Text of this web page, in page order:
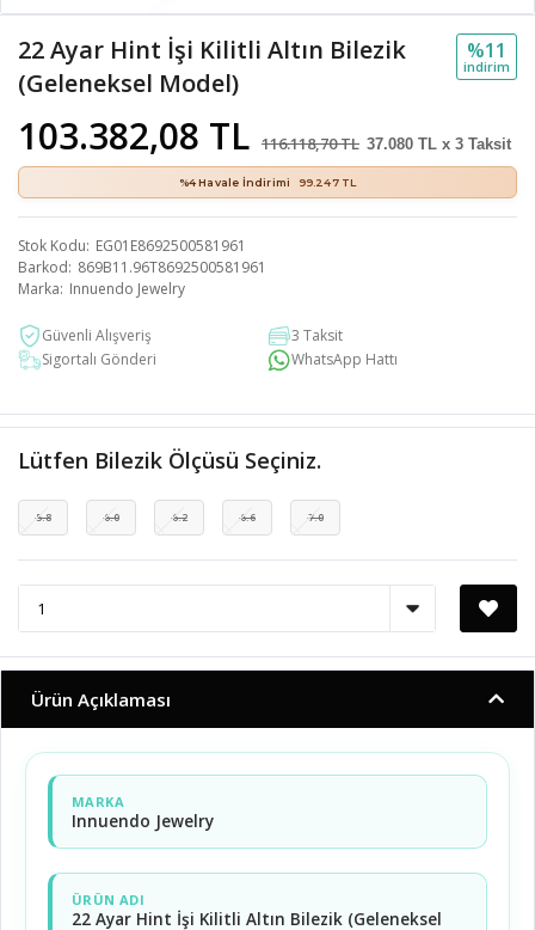
22 Ayar Hint İşi Kilitli Altın Bilezik
(Geleneksel Model)
103.382,08 TL 116.118,70 TL
%11
i̇ndi̇ri̇m
37.080 TL x 3 Taksit
%4 Havale İndirimi 99.247 TL
Stok Kodu EG01E8692500581961
Barkod 869B11.96T8692500581961
Marka Innuendo Jewelry
Güvenli Alışveriş
3 Taksit
Sigortalı Gönderi
WhatsApp Hattı
Lütfen Bilezik Ölçüsü Seçiniz.
5.8 6.0 6.2 6.6 7.0
Ürün Açıklaması
MARKA
Innuendo Jewelry
ÜRÜN ADI
22 Ayar Hint İşi Kilitli Altın Bilezik (Geleneksel